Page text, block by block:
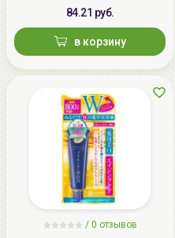
84.21 руб.
в корзину
/ 0 отзывов